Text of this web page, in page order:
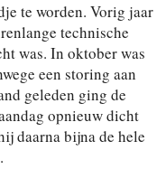
te worden. Vorig jaar
technische
was. In oktober was
een storing aan
geleden ging de
opnieuw dicht
daarna bijna de hele